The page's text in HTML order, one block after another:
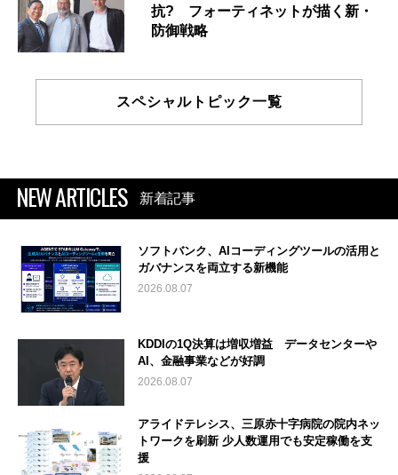
抗? フォーティネットが描く新・
防御戦略
スペシャルトピック一覧
NEW ARTICLES 新着記事
ソフトバンク、AIコーディングツールの活用と
ガバナンスを両立する新機能
2026.08.07
KDDIの1Q決算は増収増益 データセンターや
AI、金融事業などが好調
2026.08.07
アライドテレシス、三原赤十字病院の院内ネッ
トワークを刷新 少人数運用でも安定稼働を支
援